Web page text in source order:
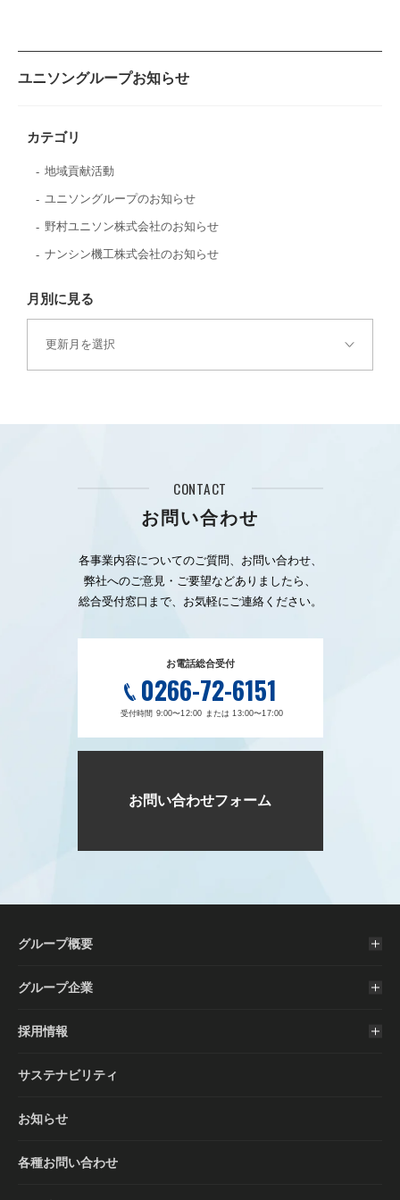
ユニソングループお知らせ
カテゴリ
地域貢献活動
ユニソングループのお知らせ
野村ユニソン株式会社のお知らせ
ナンシン機工株式会社のお知らせ
月別に見る
CONTACT
お問い合わせ
各事業内容についてのご質問、お問い合わせ、
弊社へのご意見・ご要望などありましたら、
総合受付窓口まで、お気軽にご連絡ください。
お電話総合受付
0266-72-6151
受付時間 9:00〜12:00 または 13:00〜17:00
お問い合わせフォーム
グループ概要
グループ企業
採用情報
サステナビリティ
お知らせ
各種お問い合わせ